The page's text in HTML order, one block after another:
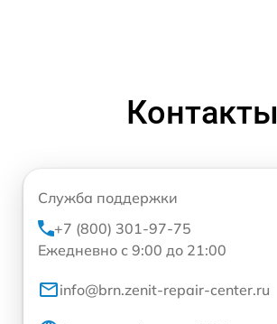
Контакты
Служба поддержки
+7 (800) 301-97-75
Ежедневно с 9:00 до 21:00
info@brn.zenit-repair-center.ru